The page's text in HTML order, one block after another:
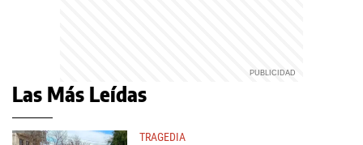
Las Más Leídas
TRAGEDIA